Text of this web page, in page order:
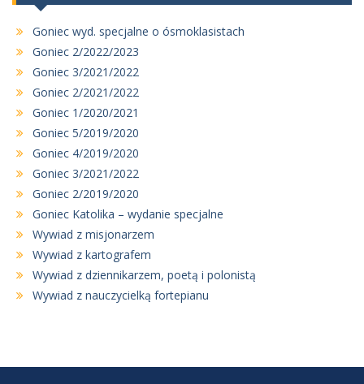
Goniec wyd. specjalne o ósmoklasistach
Goniec 2/2022/2023
Goniec 3/2021/2022
Goniec 2/2021/2022
Goniec 1/2020/2021
Goniec 5/2019/2020
Goniec 4/2019/2020
Goniec 3/2021/2022
Goniec 2/2019/2020
Goniec Katolika – wydanie specjalne
Wywiad z misjonarzem
Wywiad z kartografem
Wywiad z dziennikarzem, poetą i polonistą
Wywiad z nauczycielką fortepianu